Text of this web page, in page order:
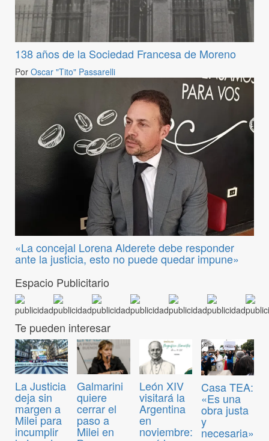
138 años de la Sociedad Francesa de Moreno
Por Oscar "Tito" Passarelli
«La concejal Lorena Alderete debe responder
ante la justicia, esto no puede quedar impune»
Espacio Publicitario
Te pueden interesar
La Justicia
deja sin
margen a
Milei para
incumplir
Galmarini
quiere
cerrar el
paso a
Milei en
León XIV
visitará la
Argentina
en
noviembre:
Casa TEA:
«Es una
obra justa
y
necesaria»